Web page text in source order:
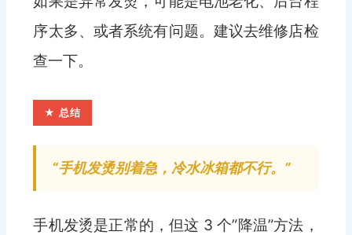
序太多、或者系统有问题。建议去维修店检
查一下。
★ 总结
“手机发烫别着急，冷水冰箱都不行。”
手机发烫是正常的，但这 3 个”降温”方法，